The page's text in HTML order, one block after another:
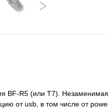
BF-R5 (или T7).
от usb, в том числе от